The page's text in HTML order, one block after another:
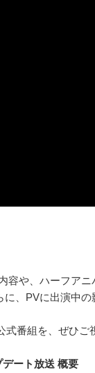
容や、ハーフア
、PVに出演中
式番組を、ぜひご
ート放送 概要